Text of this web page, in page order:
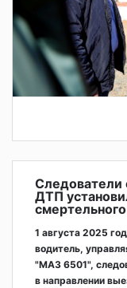
Следователи
ДТП
1 августа 2025
водитель,
"МАЗ 6501",
в направлении